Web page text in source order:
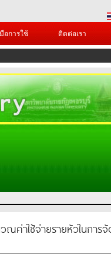
อการใช้ ติดต่อเรา
ค่าใช้จ่ายรายหัวในการ